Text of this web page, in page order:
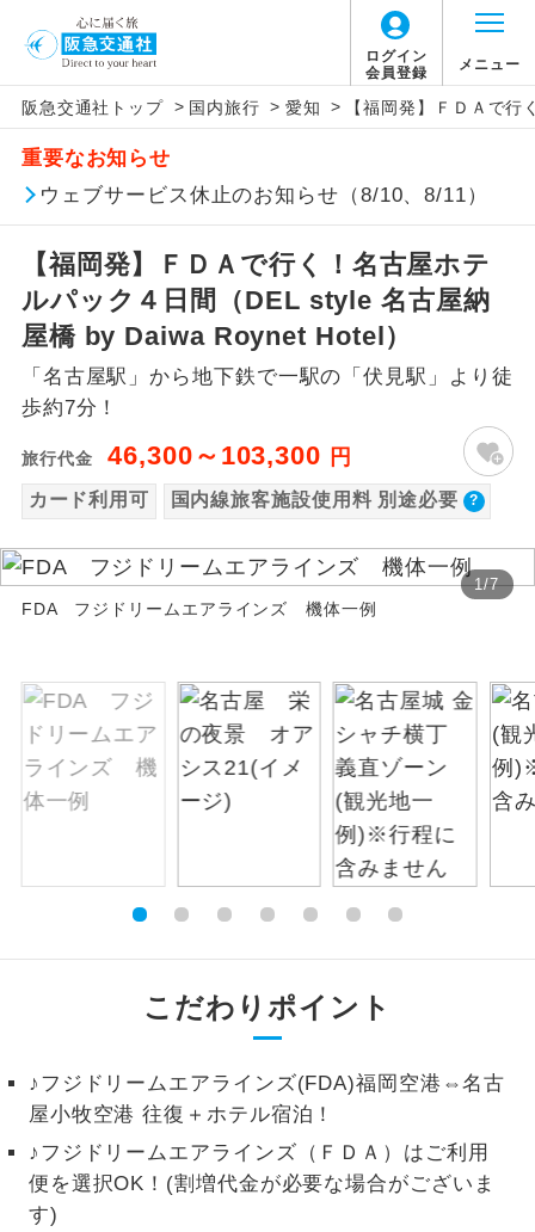
ログイン
会員登録
メニュー
阪急交通社トップ > 国内旅行 > 愛知 > 【福岡発】ＦＤＡで
重要なお知らせ
ウェブサービス休止のお知らせ（8/10、8/11）
【福岡発】ＦＤＡで行く！名古屋ホテ
ルパック４日間（DEL style 名古屋納
屋橋 by Daiwa Roynet Hotel）
「名古屋駅」から地下鉄で一駅の「伏見駅」より徒
歩約7分！
旅行代金 46,300～103,300 円
カード利用可 国内線旅客施設使用料 別途必要
1/7
FDA フジドリームエアラインズ 機体一例
こだわりポイント
♪フジドリームエアラインズ(FDA)福岡空港⇔名古
屋小牧空港 往復＋ホテル宿泊！
♪フジドリームエアラインズ（ＦＤＡ）はご利用
便を選択OK！(割増代金が必要な場合がございま
す)
【国内旅客施設使用料について】
旅行代金に国内旅客施設使用料は含まれてお
りません。別途お支払いが必要となります。
福岡往復：大人220円、子供100円
アイコン 説明
添乗員同行
往路出発空港（駅）から復路到着空港
（駅）まで同行します。
現地添乗員同
現地到着空港（駅）から最終日出発空港
（駅）まで添乗員が同行します。
バスガイド乗
務
バスガイドが乗務し、車内での観光案内
があります。
世界遺産
ユネスコに登録されている文化遺産や自
然遺産を訪ねるコースです。
絶景 絶景スポットに立ち寄るコースです。
露天風呂
ご宿泊ホテルに露天風呂が付いていま
す。
ご宿泊ホテルに大浴場が付いています。
全てのお食事が付いていますので、お食
事の心配はいりません。（機内食を除
お部屋食
1名様催行
1名様から出発可能な個人型プランで
2名様催行
2名様から出発可能な個人型プランで